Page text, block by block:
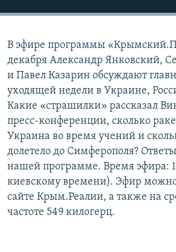
В эфире программы
декабря Александр Янковский,
и Павел Казарин обсуждают
уходящей недели в Украине,
Какие «страшилки» рассказал
пресс-конференции, сколько
Украина во время учений и
долетело до Симферополя?
нашей программе. Время эфира:
киевскому времени). Эфир
сайте Крым.Реалии, а также на
частоте 549 килогерц.